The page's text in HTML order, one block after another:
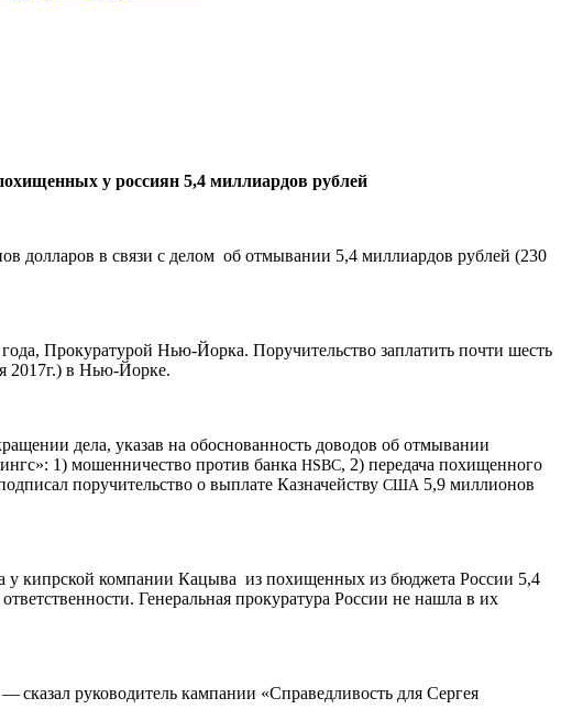
у россиян 5,4 миллиардов рублей
долларов в связи с делом об отмывании 5,4 миллиардов рублей (230
Прокуратурой Нью-Йорка. Поручительство заплатить почти шесть
2017г.) в Нью-Йорке.
дела, указав на обоснованность доводов об отмывании
1) мошенничество против банка HSBC, 2) передача похищенного
поручительство о выплате Казначейству США 5,9 миллионов
у кипрской компании Кацыва из похищенных из бюджета России 5,4
Генеральная прокуратура России не нашла в их
— сказал руководитель кампании «Справедливость для Сергея